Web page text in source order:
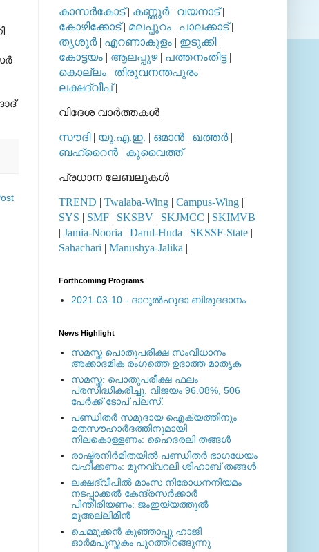
കാസര്‍കോട്| കണ്ണൂര്‍| വയനാട്|
കോഴിക്കോട്| മലപ്പുറം | പാലക്കാട്|
തൃശൂര്‍| എറണാകുളം | ഇടുക്കി|
കോട്ടയം | ആലപ്പുഴ| പത്തനംതിട്ട|
കൊല്ലം | തിരുവനന്തപുരം |
ലക്ഷദ്വീപ്|
വിദേശ വാര്‍ത്തകള്‍
സൗദി| യു.എ.ഇ. | ഒമാന്‍ | ഖത്തര്‍|
ബഹ്റൈന്‍ | കുവൈത്ത്
പ്രധാന ലേബലുകള്‍
TREND | Twalaba-Wing | Campus-Wing |
SYS | SMF | SKSBV | SKJMCC | SKIMVB
| Jamia-Nooria | Darul-Huda | SKSSF-State |
Sahachari | Manushya-Jalika |
Forthcoming Programs
2021-03-10 - ദാറുല്‍ഹുദാ ബിരുദദാനം
News Highlight
സമസ്ത പൊതുപരീക്ഷ സംവിധാനം
അക്കാദമിക രംഗത്തെ ഉദാത്ത മാതൃക
സമസ്ത: പൊതുപരീക്ഷ ഫലം
പ്രസിദ്ധീകരിച്ചു. വിജയം 96.08%, 506
പേര്‍ക്ക് ടോപ് പ്ലസ്.
പണ്ഡിതര്‍ സമുദായ ഐക്യത്തിനും
മതസൗഹാര്‍ദത്തിനുമായി
നിലകൊള്ളണം: ഹൈദരലി തങ്ങള്‍
രാഷ്ട്രനിര്‍മിതയില്‍ പണ്ഡിതര്‍ ഭാഗധേയം
വഹിക്കണം: മുനവ്വറലി ശിഹാബ് തങ്ങള്‍
ലക്ഷദ്വീപില്‍ മാംസ നിരോധനനിയമം
നടപ്പാക്കല്‍ കേന്ദ്രസര്‍ക്കാര്‍
പിന്തിരിയണം: ജംഇയ്യത്തുല്‍
മുഅല്ലിമീന്‍
ചെമ്മുക്കന്‍ കുഞ്ഞാപ്പു ഹാജി
ഓര്‍മപുസ്തകം പുറത്തിറങ്ങുന്നു